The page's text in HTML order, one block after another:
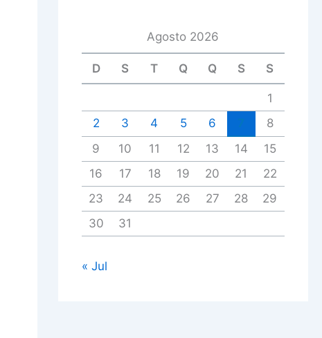
Agosto 2026
D S T Q Q S S
1
2
3 4 5 6
8
9
10 11 12 13 14
15
16
17 18 19 20 21
22
23
24 25 26 27 28
29
30
31
« Jul